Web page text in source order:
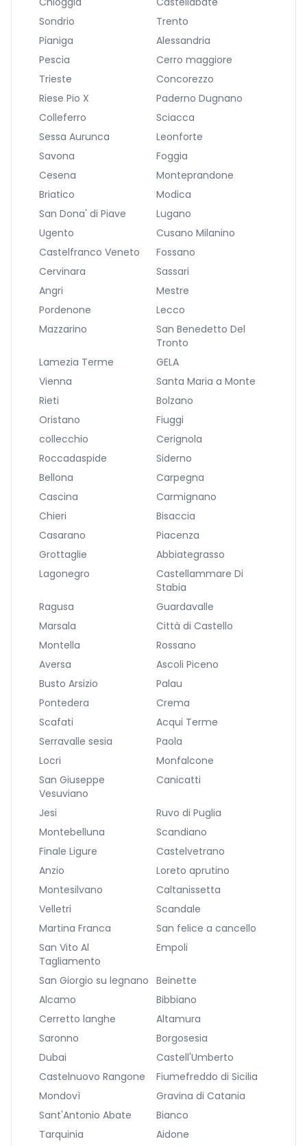
Sondrio
Trento
Pianiga
Alessandria
Pescia
Cerro maggiore
Trieste
Concorezzo
Riese Pio X
Paderno Dugnano
Colleferro
Sciacca
Sessa Aurunca
Leonforte
Savona
Foggia
Cesena
Monteprandone
Briatico
Modica
San Dona' di Piave
Lugano
Ugento
Cusano Milanino
Castelfranco Veneto
Fossano
Cervinara
Sassari
Angri
Mestre
Pordenone
Lecco
Mazzarino
San Benedetto Del
Tronto
Lamezia Terme
GELA
Vienna
Santa Maria a Monte
Rieti
Bolzano
Oristano
Fiuggi
collecchio
Cerignola
Roccadaspide
Siderno
Bellona
Carpegna
Cascina
Carmignano
Chieri
Bisaccia
Casarano
Piacenza
Grottaglie
Abbiategrasso
Lagonegro
Castellammare Di
Stabia
Ragusa
Guardavalle
Marsala
Città di Castello
Montella
Rossano
Aversa
Ascoli Piceno
Busto Arsizio
Palau
Pontedera
Crema
Scafati
Acqui Terme
Serravalle sesia
Paola
Locri
Monfalcone
San Giuseppe
Vesuviano
Canicatti
Jesi
Ruvo di Puglia
Montebelluna
Scandiano
Finale Ligure
Castelvetrano
Anzio
Loreto aprutino
Montesilvano
Caltanissetta
Velletri
Scandale
Martina Franca
San felice a cancello
San Vito Al
Tagliamento
Empoli
San Giorgio su legnano Beinette
Alcamo
Bibbiano
Cerretto langhe
Altamura
Saronno
Borgosesia
Dubai
Castell'Umberto
Castelnuovo Rangone
Fiumefreddo di Sicilia
Mondovì
Gravina di Catania
Sant'Antonio Abate
Bianco
Tarquinia
Aidone